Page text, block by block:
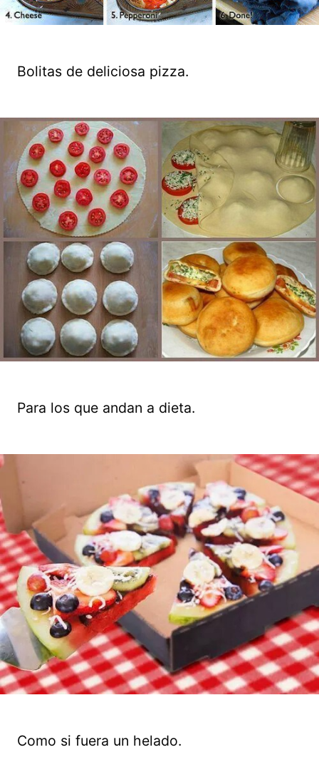
Bolitas de deliciosa pizza.
Para los que andan a dieta.
Como si fuera un helado.